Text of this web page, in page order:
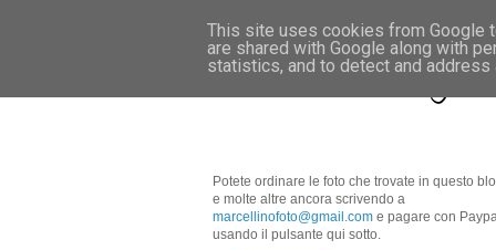
Marcellino
Potete ordinare le foto che trovate in questo
e molte altre ancora scrivendo a
marcellinofoto@gmail.com e pagare con
usando il pulsante qui sotto.
This site uses cookies from Google
are shared with Google along with
statistics, and to detect and address